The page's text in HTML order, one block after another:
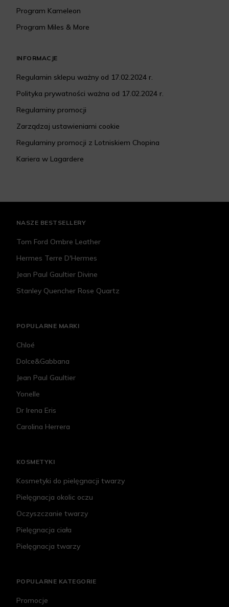
Program Kameleon
Program Miles & More
INFORMACJE
Regulamin sklepu ważny od 17.02.2024 r.
Polityka prywatności ważna od 17.02.2024 r.
Regulaminy promocji
Zarządzaj ustawieniami cookie
Regulaminy promocji z Lotniskiem Chopina
Kariera w Lagardere
NASZE BESTSELLERY
Tom Ford Ombre Leather
Hermes Terre D'Hermes
Jean Paul Gaultier Divine
Stanley Quencher Rose Quartz
POPULARNE MARKI
Chloé
Dolce&Gabbana
Jean Paul Gaultier
Yonelle
Dr Irena Eris
Carolina Herrera
KOSMETYKI
Kosmetyki do pielęgnacji twarzy
Pielęgnacja okolic oczu
Oczyszczanie twarzy
Pielęgnacja ciała
Pielęgnacja twarzy
POPULARNE KATEGORIE
Promocje